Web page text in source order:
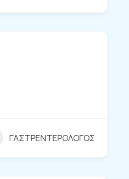
ΓΑΣΤΡΕΝΤΕΡΟΛΟΓΟΣ